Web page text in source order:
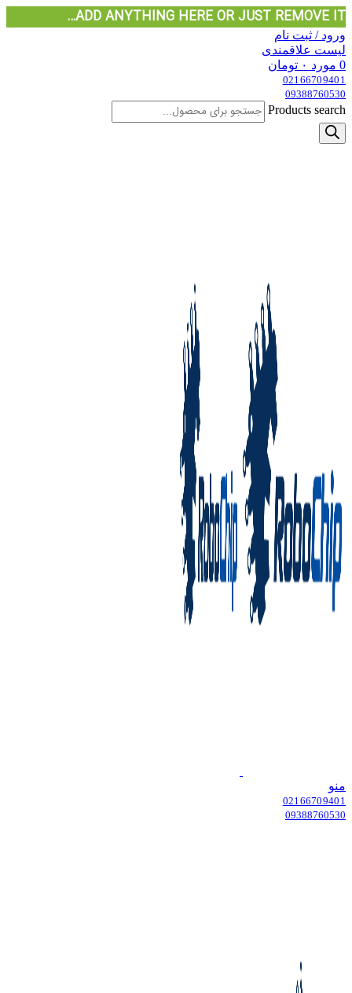
ADD ANYTHING HERE OR JUST REMOVE IT…
ورود / ثبت نام
لیست علاقمندی
0 مورد ۰ تومان
02166709401
09388760530
Products search
منو
02166709401
09388760530